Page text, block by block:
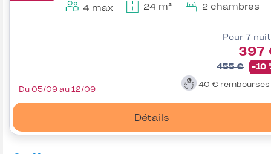
4 max 24 m² 2 chambres
Pour 7
397
455 € -10
40 € remboursés
Détails
Du 05/09 au 12/09